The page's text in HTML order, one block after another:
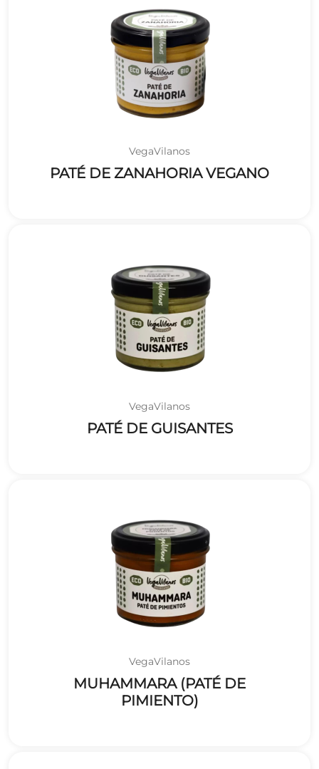
VegaVilanos
PATÉ DE ZANAHORIA VEGANO
VegaVilanos
PATÉ DE GUISANTES
VegaVilanos
MUHAMMARA (PATÉ DE
PIMIENTO)